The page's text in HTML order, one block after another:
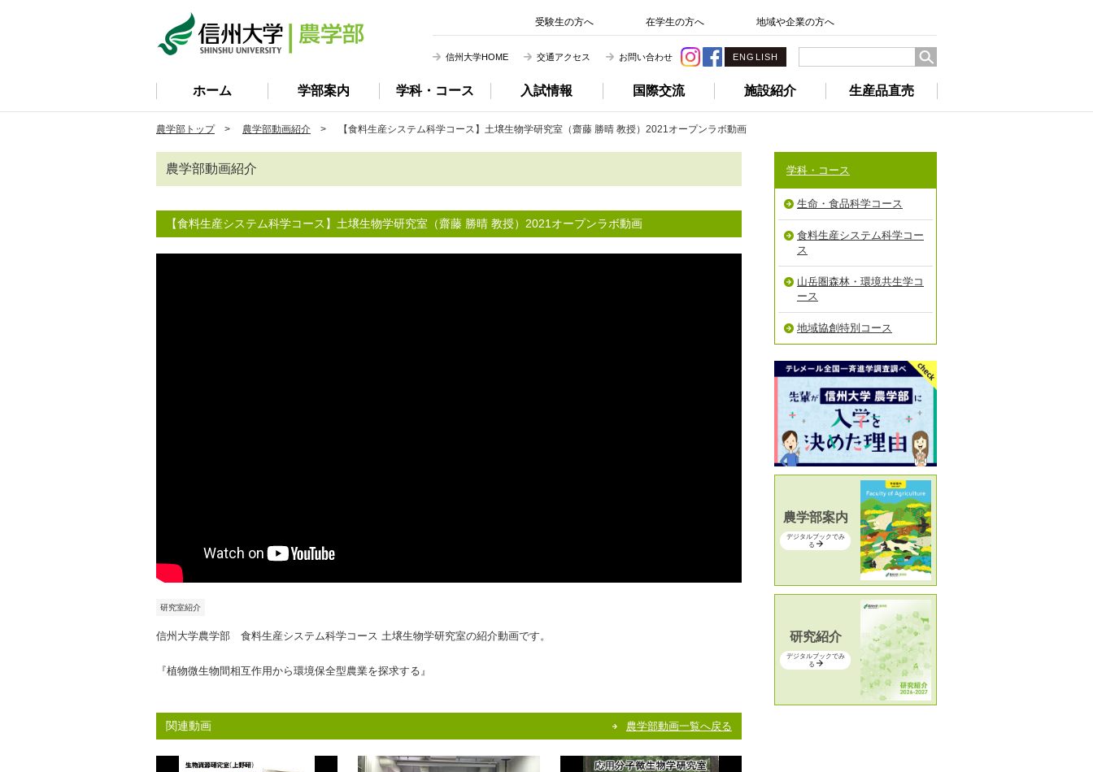
ホーム 学部案内 学科・コース 入試情報 国際交流 施設紹介 生産品直売
受験生の方へ 在学生の方へ 地域や企業の方へ
信州大学HOME 交通アクセス お問い合わせ ENGLISH
農学部トップ> 農学部動画紹介 > 【食料生産システム科学コース】土壌生物学研究室（齋藤 勝晴 教授）2021オープンラボ動画
農学部動画紹介
【食料生産システム科学コース】土壌生物学研究室（齋藤 勝晴 教授）2021オープンラボ動画
研究室紹介
信州大学農学部 食料生産システム科学コース 土壌生物学研究室の紹介動画です。
『植物微生物間相互作用から環境保全型農業を探求する』
関連動画 農学部動画一覧へ戻る
学科・コース
生命・食品科学コース
食料生産システム科学コー
ス
山岳圏森林・環境共生学コ
ース
地域協創特別コース
農学部案内
デジタルブックでみ
る
研究紹介
デジタルブックでみ
る